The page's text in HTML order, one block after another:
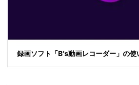
録画ソフト「B's動画レコーダー」の使